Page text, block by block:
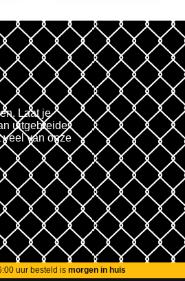
Laat je
uitgebreide
veel van onze
uur besteld ismorgen in huis